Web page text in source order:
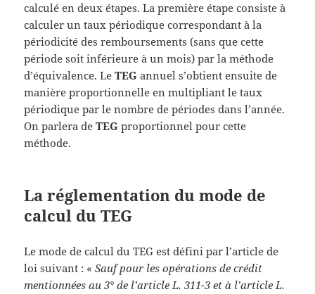
calculé en deux étapes. La première étape consiste à
calculer un taux périodique correspondant à la
périodicité des remboursements (sans que cette
période soit inférieure à un mois) par la méthode
d’équivalence. LeTEG annuel s’obtient ensuite de
manière proportionnelle en multipliant le taux
périodique par le nombre de périodes dans l’année.
On parlera deTEG proportionnel pour cette
méthode.
La réglementation du mode de
calcul du TEG
Le mode de calcul du TEG est défini par l’article de
loi suivant : «Sauf pour les opérations de crédit
mentionnées au 3° de l’article L. 311-3 et à l’article L.